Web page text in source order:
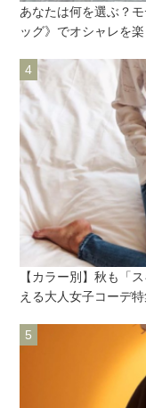
あなたは何を選ぶ？
ッグ》でオシャレを楽
【カラー別】秋も「
える大人女子コーデ